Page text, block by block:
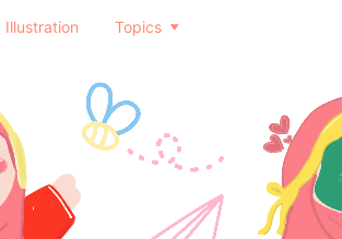
Illustration Topics